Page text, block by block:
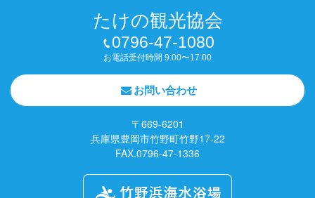
たけの観光協会
0796-47-1080
お電話受付時間 9:00〜17:00
お問い合わせ
〒669-6201
兵庫県豊岡市竹野町竹野17-22
FAX.0796-47-1336